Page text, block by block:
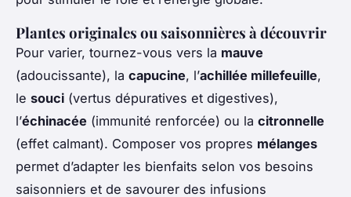
Plantes originales ou saisonnières à découvrir
Pour varier, tournez-vous vers la mauve
(adoucissante), la capucine, l’achillée millefeuille,
le souci (vertus dépuratives et digestives),
l’échinacée (immunité renforcée) ou la citronnelle
(effet calmant). Composer vos propres mélanges
permet d’adapter les bienfaits selon vos besoins
saisonniers et de savourer des infusions